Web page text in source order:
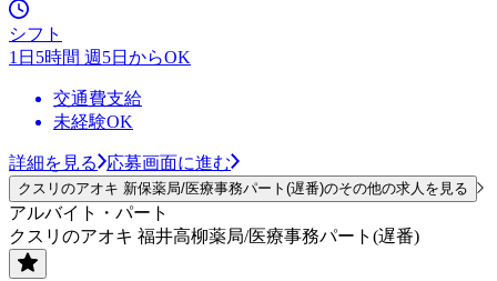
シフト
1日5時間 週5日からOK
交通費支給
未経験OK
詳細を見る 応募画面に進む
クスリのアオキ 新保薬局/医療事務パート(遅番)のその他の求人を見る
アルバイト・パート
クスリのアオキ 福井高柳薬局/医療事務パート(遅番)